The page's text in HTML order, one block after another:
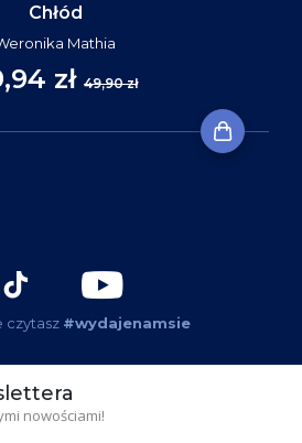
Chłód
Mathia
zł 49,90 zł
czytasz #wydajenamsie
nowościami!